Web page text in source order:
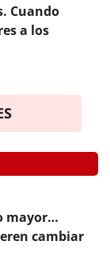
Cuando
a los
mayor…
cambiar